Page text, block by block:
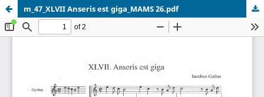
m_47_XLVII Anseris est giga_MAMS 26.pdf